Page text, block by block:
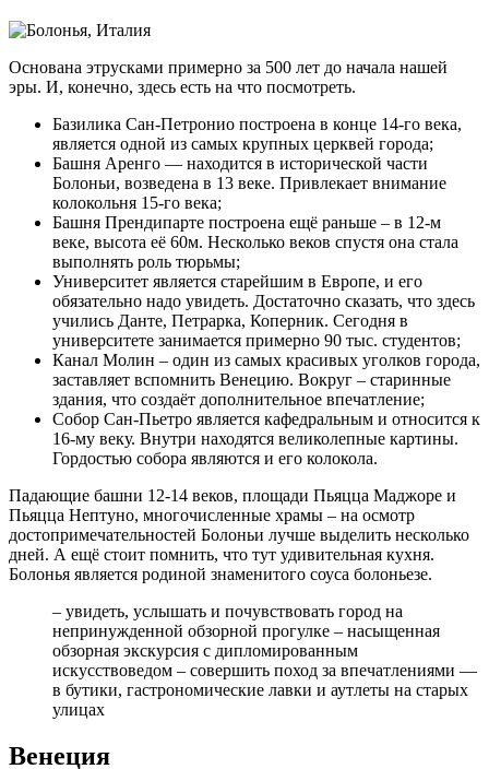
Основана этрусками примерно за 500 лет до начала нашей
эры. И, конечно, здесь есть на что посмотреть.
Базилика Сан-Петронио построена в конце 14-го века,
является одной из самых крупных церквей города;
Башня Аренго — находится в исторической части
Болоньи, возведена в 13 веке. Привлекает внимание
колокольня 15-го века;
Башня Прендипарте построена ещё раньше – в 12-м
веке, высота её 60м. Несколько веков спустя она стала
выполнять роль тюрьмы;
Университет является старейшим в Европе, и его
обязательно надо увидеть. Достаточно сказать, что здесь
учились Данте, Петрарка, Коперник. Сегодня в
университете занимается примерно 90 тыс. студентов;
Канал Молин – один из самых красивых уголков города,
заставляет вспомнить Венецию. Вокруг – старинные
здания, что создаёт дополнительное впечатление;
Собор Сан-Пьетро является кафедральным и относится к
16-му веку. Внутри находятся великолепные картины.
Гордостью собора являются и его колокола.
Падающие башни 12-14 веков, площади Пьяцца Маджоре и
Пьяцца Нептуно, многочисленные храмы – на осмотр
достопримечательностей Болоньи лучше выделить несколько
дней. А ещё стоит помнить, что тут удивительная кухня.
Болонья является родиной знаменитого соуса болоньезе.
– увидеть, услышать и почувствовать город на
непринужденной обзорной прогулке – насыщенная
обзорная экскурсия с дипломированным
искусствоведом – совершить поход за впечатлениями —
в бутики, гастрономические лавки и аутлеты на старых
улицах
Венеция